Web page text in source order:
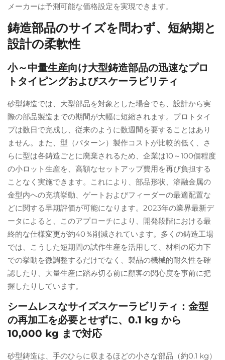
メーカーは予測可能な価格設定を実現できます。
鋳造部品のサイズを問わず、短納期と
設計の柔軟性
小～中量生産向け大型鋳造部品の迅速なプロ
トタイピングおよびスケーラビリティ
砂型鋳造では、大型部品を対象とした場合でも、設計から実
際の部品製造までの期間が大幅に短縮されます。プロトタイ
プは数日で完成し、従来のように数週間を要することはあり
ません。また、型（パターン）製作コストが比較的低く、さ
らに型は各鋳造ごとに廃棄されるため、企業は10～100個程度
の小ロット生産を、高額なセットアップ費用を再び負担する
ことなく実施できます。これにより、部品形状、溶融金属の
金型内への充填挙動、ゲートおよびフィーダーの最適配置な
どに関する早期評価が可能になります。2023年の業界最新デ
ータによると、このアプローチにより、開発段階における最
終的な仕様変更が約40％削減されています。多くの鋳造工場
では、こうした短期間の試作生産を活用して、材料の応力下
での挙動を微調整するだけでなく、製品の機械的耐久性を確
認したり、大量生産に踏み切る前に顧客の関心度を事前に把
握したりしています。
シームレスなサイズスケーラビリティ：金型
の再加工を必要とせずに、0.1 kg から
10,000 kg まで対応
砂型鋳造は、手のひらに収まるほどの小さな部品（約0.1 kg）